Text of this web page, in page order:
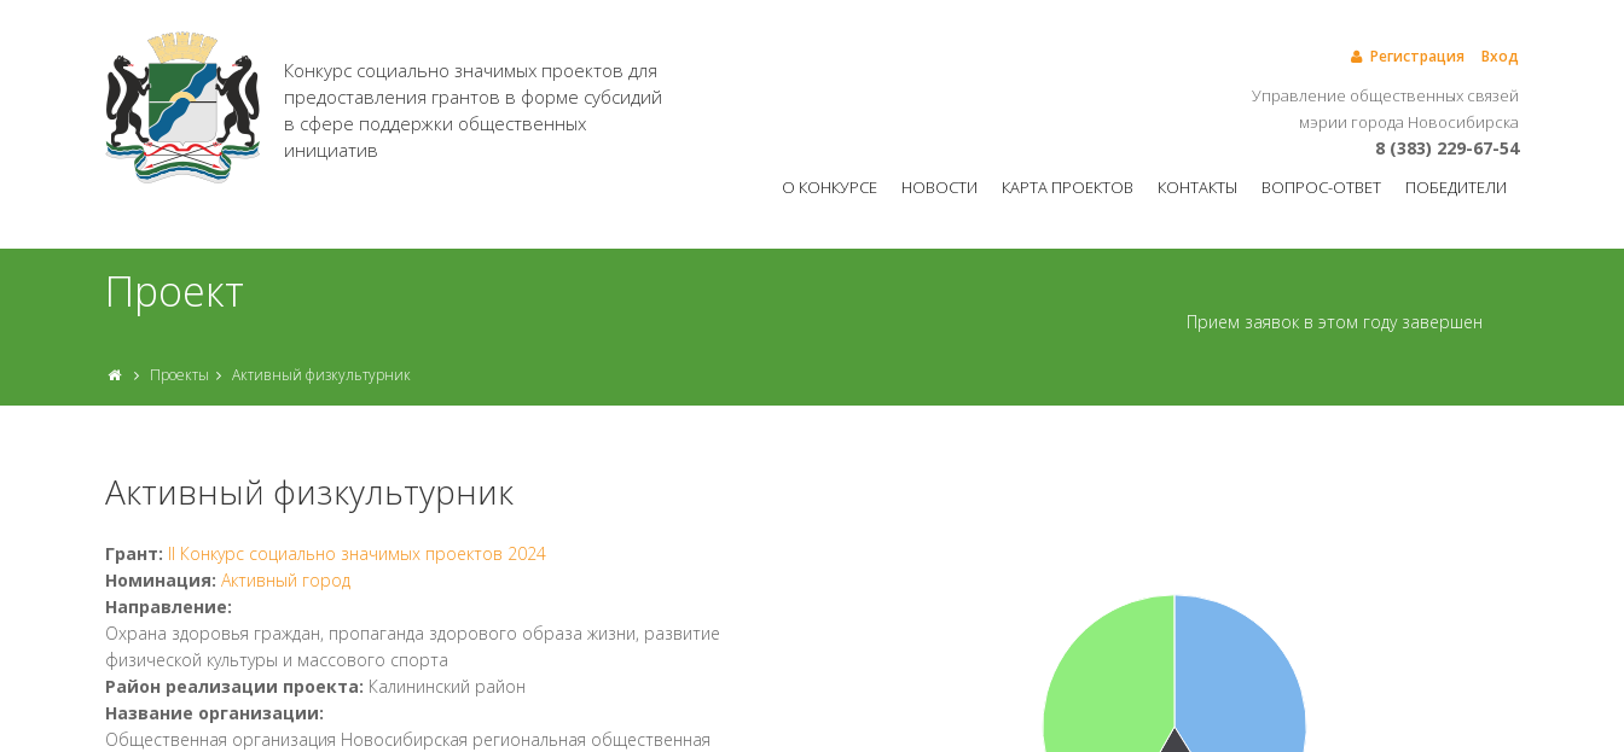
Регистрация Вход
Конкурс социально значимых проектов для
предоставления грантов в форме субсидий
в сфере поддержки общественных
инициатив
Управление общественных связей
мэрии города Новосибирска
8 (383) 229-67-54
О КОНКУРСЕ НОВОСТИ КАРТА ПРОЕКТОВ КОНТАКТЫ ВОПРОС-ОТВЕТ ПОБЕДИТЕЛИ
Проект
Прием заявок в этом году завершен
Проекты Активный физкультурник
Активный физкультурник
Грант: II Конкурс социально значимых проектов 2024
Номинация: Активный город
Направление:
Охрана здоровья граждан, пропаганда здорового образа жизни, развитие
физической культуры и массового спорта
Район реализации проекта: Калининский район
Название организации:
Общественная организация Новосибирская региональная общественная